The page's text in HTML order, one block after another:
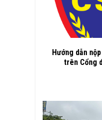
Hướng dẫn
trên Cổng